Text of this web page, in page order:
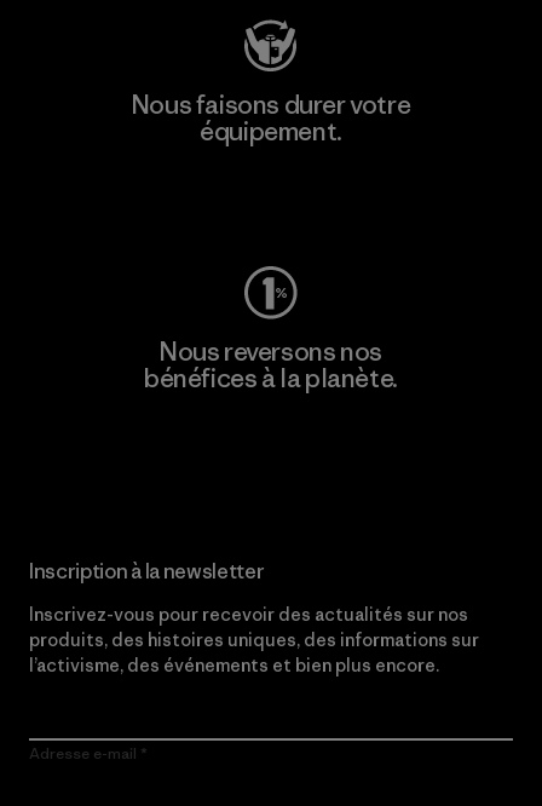
Nous faisons durer votre
équipement.
Nous reversons nos
bénéfices à la planète.
Inscription à la newsletter
Inscrivez-vous pour recevoir des actualités sur nos
produits, des histoires uniques, des informations sur
l’activisme, des événements et bien plus encore.
Adresse e-mail